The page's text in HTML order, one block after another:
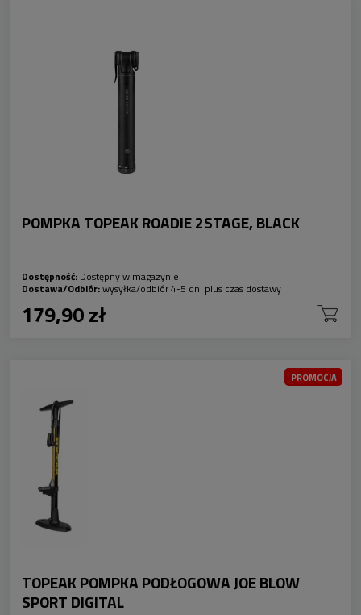
POMPKA TOPEAK ROADIE 2STAGE, BLACK
Dostępność: Dostępny w magazynie
Dostawa/Odbiór:wysyłka/odbiór 4-5 dni plus czas dostawy
179,90 zł
TOPEAK POMPKA PODŁOGOWA JOE BLOW
SPORT DIGITAL
PROMOCJA